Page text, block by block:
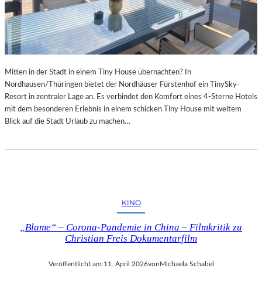
Mitten in der Stadt in einem Tiny House übernachten? In
Nordhausen/Thüringen bietet der Nordhäuser Fürstenhof ein TinySky-
Resort in zentraler Lage an. Es verbindet den Komfort eines 4-Sterne Hotels
mit dem besonderen Erlebnis in einem schicken Tiny House mit weitem
Blick auf die Stadt Urlaub zu machen…
KINO
„Blame“ – Corona-Pandemie in China – Filmkritik zu
Christian Freis Dokumentarfilm
Veröffentlicht am:11. April 2026vonMichaela Schabel